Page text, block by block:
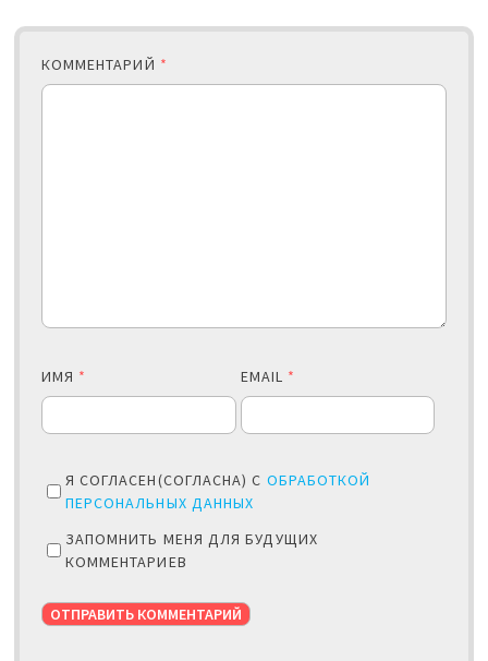
КОММЕНТАРИЙ *
ИМЯ * EMAIL *
Я СОГЛАСЕН(СОГЛАСНА) С ОБРАБОТКОЙ
ПЕРСОНАЛЬНЫХ ДАННЫХ
ЗАПОМНИТЬ МЕНЯ ДЛЯ БУДУЩИХ
КОММЕНТАРИЕВ